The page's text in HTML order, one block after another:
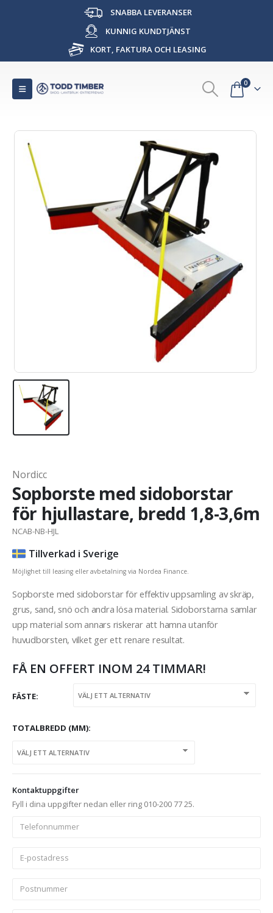
SNABBA LEVERANSER
KUNNIG KUNDTJÄNST
KORT, FAKTURA OCH LEASING
0
Nordicc
Sopborste med sidoborstar
för hjullastare, bredd 1,8-3,6m
NCAB-NB-HJL
Tillverkad i Sverige
Möjlighet till leasing eller avbetalning via Nordea Finance.
Sopborste med sidoborstar för effektiv uppsamling av skräp,
grus, sand, snö och andra lösa material. Sidoborstarna samlar
upp material som annars riskerar att hamna utanför
huvudborsten, vilket ger ett renare resultat.
FÅ EN OFFERT INOM 24 TIMMAR!
FÄSTE
TOTALBREDD (MM)
Kontaktuppgifter
Fyll i dina uppgifter nedan eller ring 010-200 77 25.